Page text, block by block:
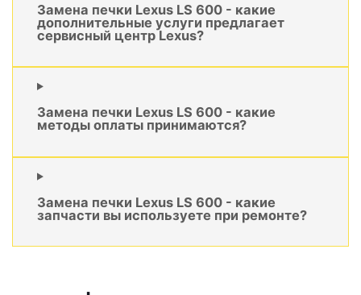
Замена печки Lexus LS 600 - какие
дополнительные услуги предлагает
сервисный центр Lexus?
Замена печки Lexus LS 600 - какие
методы оплаты принимаются?
Замена печки Lexus LS 600 - какие
запчасти вы используете при ремонте?